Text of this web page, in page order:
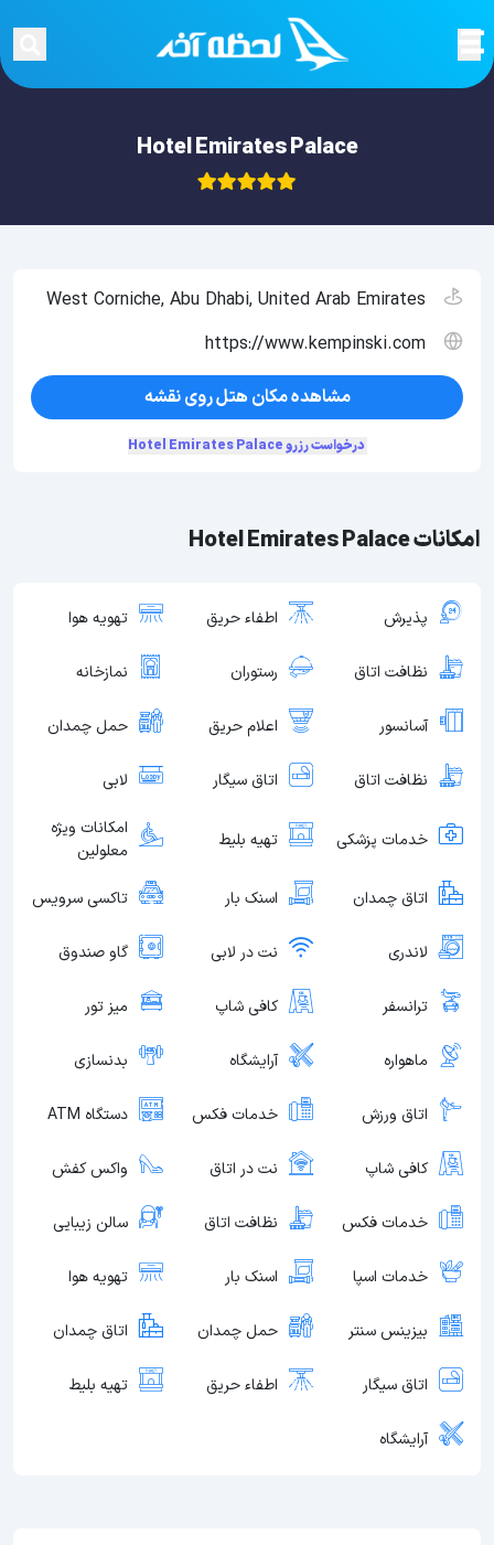
Hotel Emirates Palace
امکانات Hotel Emirates Palace
پذیرش اطفاء حریق تهویه هوا
نظافت اتاق رستوران نمازخانه
آسانسور اعلام حریق حمل چمدان
نظافت اتاق اتاق سیگار لابی
خدمات پزشکی تهیه بلیط
امکانات ویژه
معلولین
اتاق چمدان اسنک بار تاکسی سرویس
لاندری نت در لابی گاو صندوق
ترانسفر کافی شاپ میز تور
ماهواره آرایشگاه بدنسازی
اتاق ورزش خدمات فکس دستگاه ATM
کافی شاپ نت در اتاق واکس کفش
خدمات فکس نظافت اتاق سالن زیبایی
خدمات اسپا اسنک بار تهویه هوا
بیزینس سنتر حمل چمدان اتاق چمدان
اتاق سیگار اطفاء حریق تهیه بلیط
آرایشگاه
West Corniche, Abu Dhabi, United Arab Emirates
https://www.kempinski.com
مشاهده مکان هتل روی نقشه
درخواست رزرو Hotel Emirates Palace